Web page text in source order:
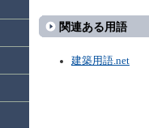
関連ある用語
建築用語.net